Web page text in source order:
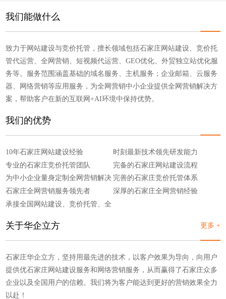
点击浏览
我们能做什么
致力于网站建设与竞价托管，擅长领域包括石家庄网站建设、竞价托
管代运营、全网营销、短视频代运营、GEO优化、外贸独立站优化服
务等。服务范围涵盖基础的域名服务、主机服务；企业邮箱、云服务
器、网络营销等应用服务，为全网营销中小企业提供全网营销解决方
案，帮助客户在新的互联网+AI环境中保持优势。
我们的优势
10年石家庄网站建设经验
专业的石家庄竞价托管团队
为中小企业量身定制全网营销解决
方案
石家庄全网营销服务领先者
承接全国网站建设、竞价托管、全
时刻最新技术领先研发能力
完备的石家庄网站建设流程
完善的石家庄竞价托管体系
深厚的石家庄全网营销经验
更多 +
关于华企立方
石家庄华企立方，坚持用最先进的技术，以客户效果为导向，向用户
提供优石家庄网站建设服务和网络营销服务，从而赢得了石家庄众多
企业以及全国用户的信赖。我们将为客户能达到更好的营销效果全力
以赴！